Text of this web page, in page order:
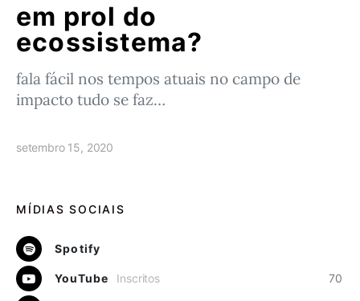
em prol do
ecossistema?
fala fácil nos tempos atuais no campo de
impacto tudo se faz…
setembro 15, 2020
MÍDIAS SOCIAIS
Spotify
YouTube 70
Inscritos